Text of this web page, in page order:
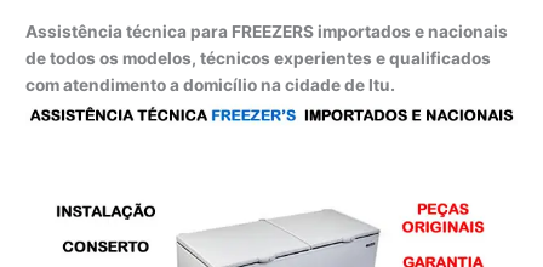
Assistência técnica para FREEZERS importados e nacionais
de todos os modelos, técnicos experientes e qualificados
com atendimento a domicílio na cidade de Itu.